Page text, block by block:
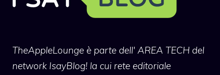
TheAppleLounge è parte dell' AREA TECH del
network IsayBlog! la cui rete editoriale